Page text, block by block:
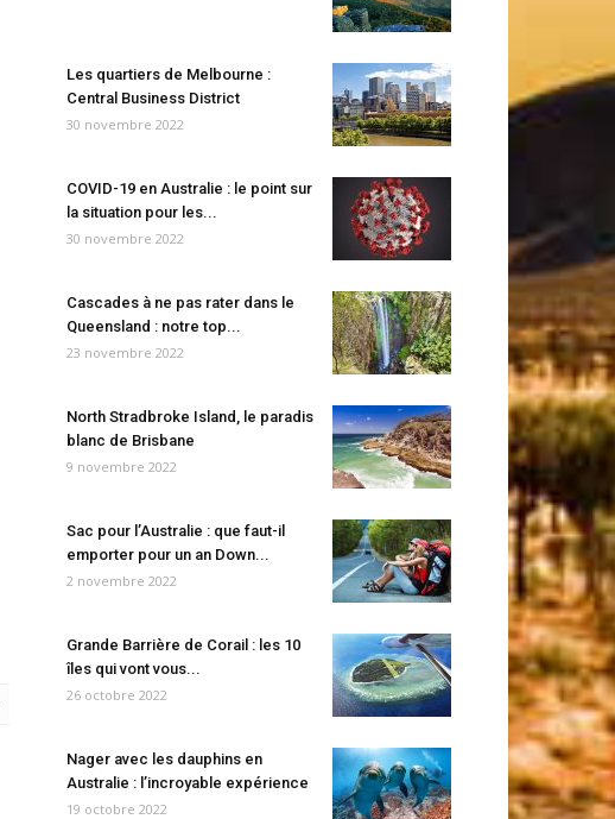
Les quartiers de Melbourne :
Central Business District
30 novembre 2022
COVID-19 en Australie : le point sur
la situation pour les...
30 novembre 2022
Cascades à ne pas rater dans le
Queensland : notre top...
23 novembre 2022
North Stradbroke Island, le paradis
blanc de Brisbane
9 novembre 2022
Sac pour l’Australie : que faut-il
emporter pour un an Down...
2 novembre 2022
Grande Barrière de Corail : les 10
îles qui vont vous...
26 octobre 2022
Nager avec les dauphins en
Australie : l’incroyable expérience
19 octobre 2022